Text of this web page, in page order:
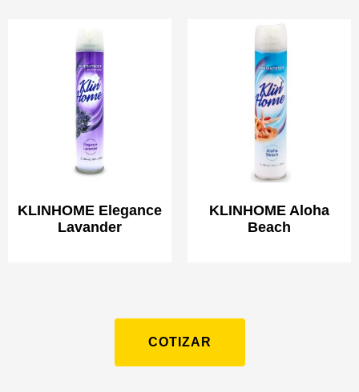
KLINHOME Elegance
Lavander
KLINHOME Aloha
Beach
COTIZAR